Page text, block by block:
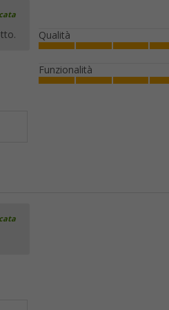
Qualità
Funzionalità